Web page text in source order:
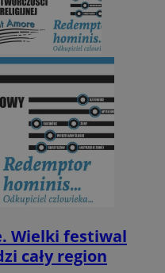
Wielki festiwal
cały region